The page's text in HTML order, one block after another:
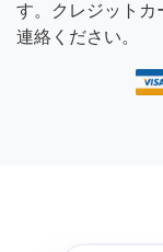
す。クレジットカ
連絡ください。